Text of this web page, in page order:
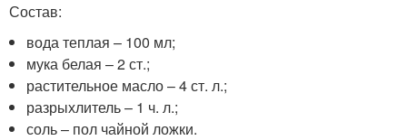
Состав:
вода теплая – 100 мл;
мука белая – 2 ст.;
растительное масло – 4 ст. л.;
разрыхлитель – 1 ч. л.;
соль – пол чайной ложки.